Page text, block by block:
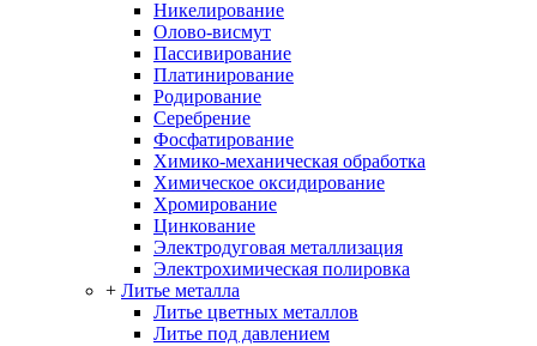
Никелирование
Олово-висмут
Пассивирование
Платинирование
Родирование
Серебрение
Фосфатирование
Химико-механическая обработка
Химическое оксидирование
Хромирование
Цинкование
Электродуговая металлизация
Электрохимическая полировка
+ Литье металла
Литье цветных металлов
Литье под давлением